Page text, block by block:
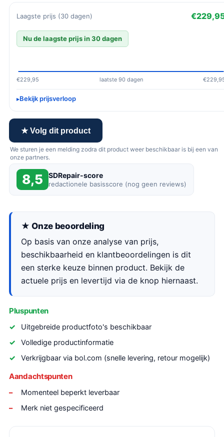
Laagste prijs (30 dagen)
Nu de laagste prijs in 30 dagen
€229,95 laatste 90 dagen
Bekijk prijsverloop
★ Volg dit product
We sturen je een melding zodra dit product weer beschikbaar is bij een van
onze partners.
8,5 SDRepair-score
redactionele basisscore (nog geen reviews)
★ Onze beoordeling
Op basis van onze analyse van prijs,
beschikbaarheid en klantbeoordelingen is dit
een sterke keuze binnen product. Bekijk de
actuele prijs en levertijd via de knop hiernaast.
Pluspunten
Uitgebreide productfoto's beschikbaar
Volledige productinformatie
Verkrijgbaar via bol.com (snelle levering, retour mogelijk)
Aandachtspunten
Momenteel beperkt leverbaar
Merk niet gespecificeerd